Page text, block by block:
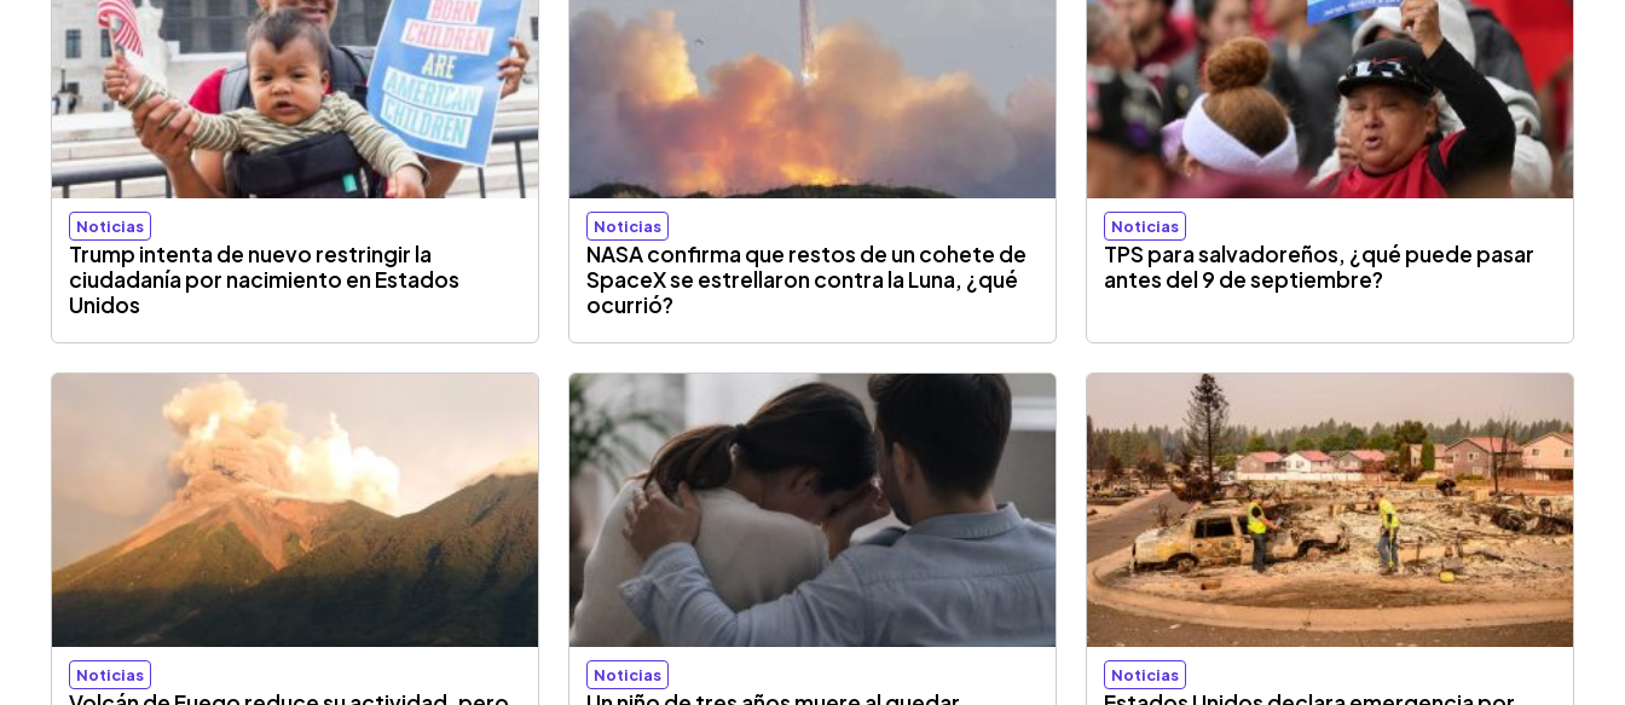
Noticias
Trump intenta de nuevo restringir la
ciudadanía por nacimiento en Estados
Unidos
Noticias
NASA confirma que restos de un cohete de
SpaceX se estrellaron contra la Luna, ¿qué
ocurrió?
Noticias
TPS para salvadoreños, ¿qué puede pasar
antes del 9 de septiembre?
Noticias Noticias Noticias